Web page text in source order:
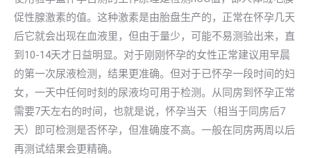
促性腺激素的值。这种激素是由胎盘生产的，正常在怀孕几天
后它就会出现在血液里，但由于量少，可能不易测验出来，直
到10-14天才日益明显。对于刚刚怀孕的女性正常建议用早晨
的第一次尿液检测，结果更准确。但对于已怀孕一段时间的妇
女，一天中任何时刻的尿液均可用于检测。从同房到怀孕正常
需要7天左右的时间，也就是说，怀孕当天（相当于同房后7
天）即可检测是否怀孕，但准确度不高。一般在同房两周以后
再测试结果会更精确。